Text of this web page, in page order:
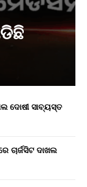
ଦୋଷୀ ସାବ୍ୟସ୍ତ
ଦାଖଲ